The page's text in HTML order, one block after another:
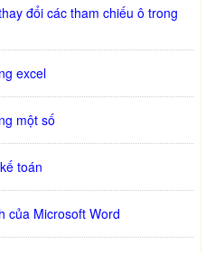
đổi các tham chiếu ô trong
excel
một số
toán
của Microsoft Word